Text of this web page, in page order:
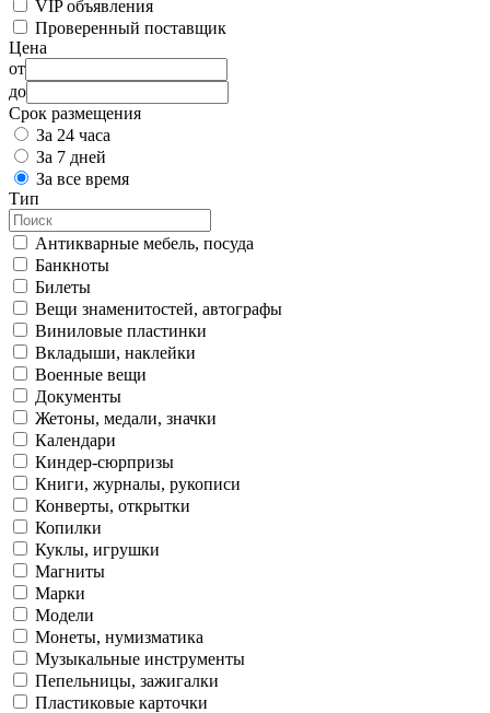
VIP объявления
Проверенный поставщик
Цена
от
до
Срок размещения
За 24 часа
За 7 дней
За все время
Тип
Антикварные мебель, посуда
Банкноты
Билеты
Вещи знаменитостей, автографы
Виниловые пластинки
Вкладыши, наклейки
Военные вещи
Документы
Жетоны, медали, значки
Календари
Киндер-сюрпризы
Книги, журналы, рукописи
Конверты, открытки
Копилки
Куклы, игрушки
Магниты
Марки
Модели
Монеты, нумизматика
Музыкальные инструменты
Пепельницы, зажигалки
Пластиковые карточки